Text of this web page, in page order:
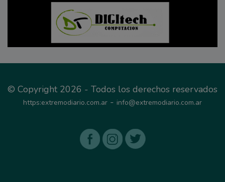
© Copyright 2026 - Todos los derechos reservados
https:extremodiario.com.ar - info@extremodiario.com.ar